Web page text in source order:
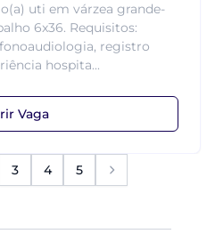
uti em várzea grande-
6x36. Requisitos:
registro
hospita...
Vaga
3 4 5